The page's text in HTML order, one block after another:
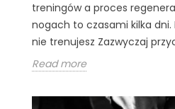
treningów a proces
nogach to czasami kilka dni.
nie trenujesz Zazwyczaj
Read more